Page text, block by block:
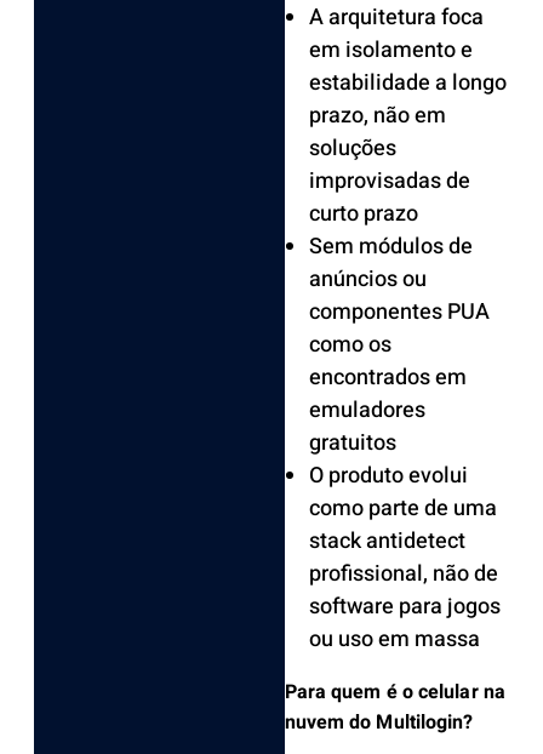
A arquitetura foca
em isolamento e
estabilidade a longo
prazo, não em
soluções
improvisadas de
curto prazo
Sem módulos de
anúncios ou
componentes PUA
como os
encontrados em
emuladores
gratuitos
O produto evolui
como parte de uma
stack antidetect
profissional, não de
software para jogos
ou uso em massa
Para quem é o celular na
nuvem do Multilogin?